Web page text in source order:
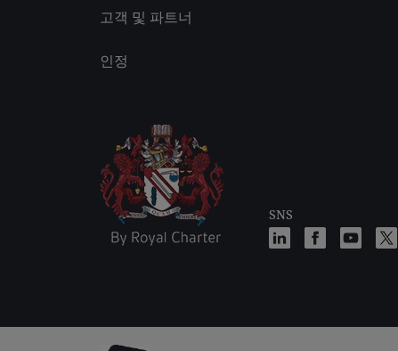
고객 및 파트너
인정
SNS